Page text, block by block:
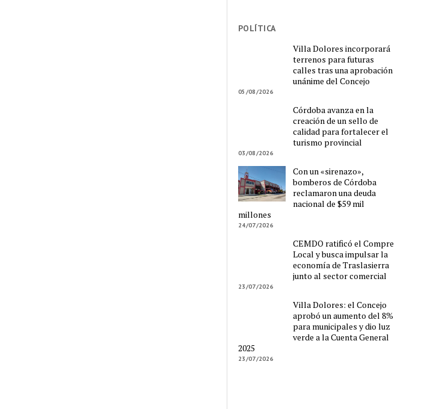
POLÍTICA
Villa Dolores incorporará
terrenos para futuras
calles tras una aprobación
unánime del Concejo
05/08/2026
Córdoba avanza en la
creación de un sello de
calidad para fortalecer el
turismo provincial
03/08/2026
Con un «sirenazo»,
bomberos de Córdoba
reclamaron una deuda
nacional de $59 mil
millones
24/07/2026
CEMDO ratificó el Compre
Local y busca impulsar la
economía de Traslasierra
junto al sector comercial
23/07/2026
Villa Dolores: el Concejo
aprobó un aumento del 8%
para municipales y dio luz
verde a la Cuenta General
2025
23/07/2026